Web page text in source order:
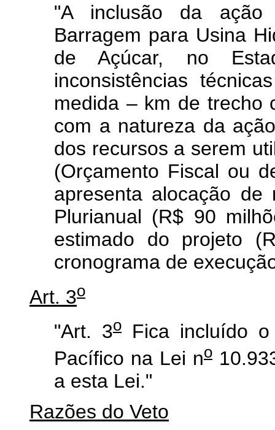
"A inclusão da ação
Barragem para Usina
de Açúcar, no
inconsistências
medida – km de trecho
com a natureza da
dos recursos a serem
(Orçamento Fiscal ou
apresenta alocação
Plurianual (R$ 90
estimado do projeto
cronograma de
Art. 3o
"Art. 3o Fica incluído o
Pacífico na Lei no
a esta Lei."
Razões do Veto